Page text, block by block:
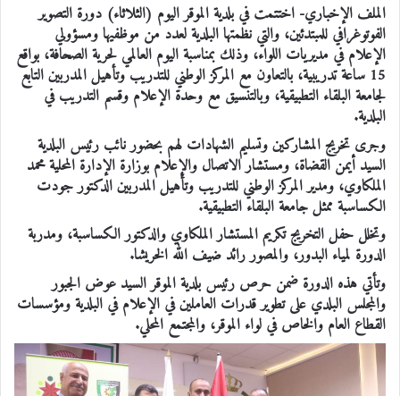
الملف الإخباري- اختتمت في بلدية الموقر اليوم (الثلاثاء) دورة التصوير
الفوتوغرافي للمبتدئين، والتي نظمتها البلدية لعدد من موظفيها ومسؤولي
الإعلام في مديريات اللواء، وذلك بمناسبة اليوم العالمي لحرية الصحافة، بواقع
15 ساعة تدريبية، بالتعاون مع المركز الوطني للتدريب وتأهيل المدربين التابع
لجامعة البلقاء التطبيقية، وبالتنسيق مع وحدة الإعلام وقسم التدريب في
البلدية.
وجرى تخريج المشاركين وتسليم الشهادات لهم بحضور نائب رئيس البلدية
السيد أيمن القضاة، ومستشار الاتصال والإعلام بوزارة الإدارة المحلية محمد
الملكاوي، ومدير المركز الوطني للتدريب وتأهيل المدربين الدكتور جودت
الكساسبة ممثل جامعة البلقاء التطبيقية.
وتخلل حفل التخريج تكريم المستشار الملكاوي والدكتور الكساسبة، ومدربة
الدورة لمياء البدور، والمصور رائد ضيف الله الخريشا.
وتأتي هذه الدورة ضمن حرص رئيس بلدية الموقر السيد عوض الجبور
والمجلس البلدي على تطوير قدرات العاملين في الإعلام في البلدية ومؤسسات
القطاع العام والخاص في لواء الموقر، والمجتمع المحلي.